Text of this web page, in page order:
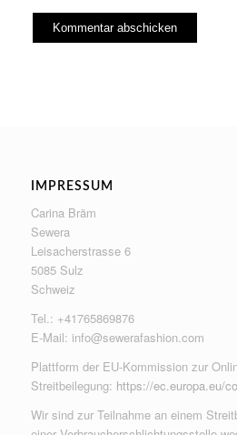
IMPRESSUM
Carina Bräm
Sewera
Leisacherstrasse 6
5085 Sulz
Schweiz
Tel.: +41765869876
E-Mail: info@sewerafashion.com
Plattform der EU-Kommission zur
Streitbeilegung: https://ec.europa.eu/
Wir sind zur Teilnahme an einem